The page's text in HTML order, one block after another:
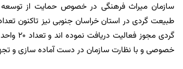
سازمان میراث فرهنگی در خصوص حمایت از
گردی مجوز
خصوصی و با نظارت سازمان در دست آماده سازی و